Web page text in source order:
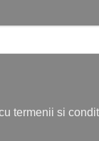
termenii si